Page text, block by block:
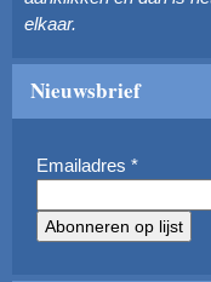
elkaar.
Nieuwsbrief
Emailadres *